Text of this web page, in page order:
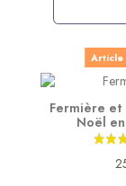
Article
Fermière et
Noël